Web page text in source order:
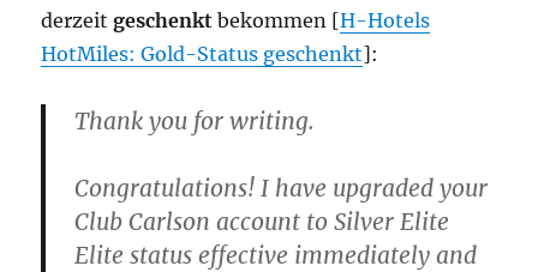
derzeitgeschenkt bekommen [H-Hotels
HotMiles: Gold-Status geschenkt]:
Thank you for writing.
Congratulations! I have upgraded your
Club Carlson account to Silver Elite
Elite status effective immediately and